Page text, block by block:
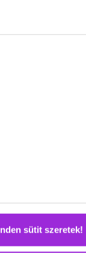
sütit szeretek!
»